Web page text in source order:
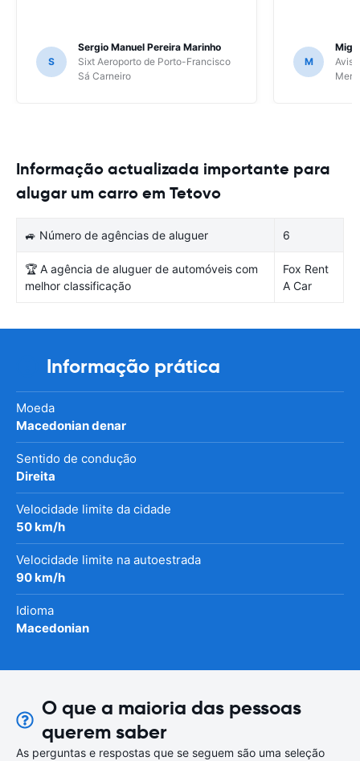
S
Sergio Manuel Pereira Marinho
Sixt Aeroporto de Porto-Francisco
Sá Carneiro
M
Avis
Informação actualizada importante para
alugar um carro em Tetovo
🚙 Número de agências de aluguer 6
🏆 A agência de aluguer de automóveis com
melhor classificação
Fox Rent
A Car
Informação prática
Moeda
Macedonian denar
Sentido de condução
Direita
Velocidade limite da cidade
50 km/h
Velocidade limite na autoestrada
90 km/h
Idioma
Macedonian
O que a maioria das pessoas
querem saber
As perguntas e respostas que se seguem são uma seleção